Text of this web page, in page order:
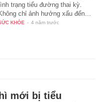
trạng tiểu đường thai kỳ.
chỉ ảnh hưởng xấu đến…
KHỎE - 4 năm trước
mới bị tiểu